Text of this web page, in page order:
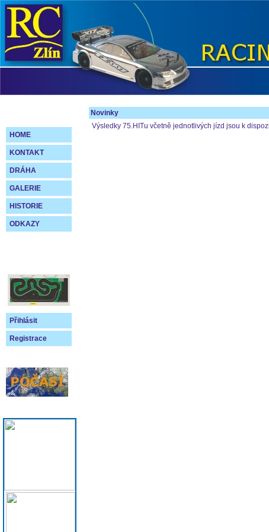
HOME
KONTAKT
DRÁHA
GALERIE
HISTORIE
ODKAZY
Přihlásit
Registrace
Novinky
Výsledky 75.HITu včetně jednotlivých jízd jsou k